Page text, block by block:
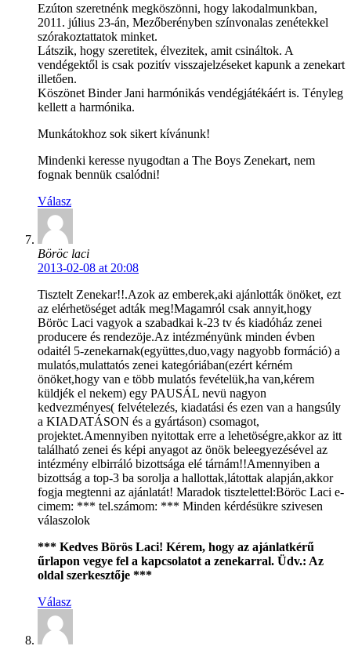
Ezúton szeretnénk megköszönni, hogy lakodalmunkban,
2011. július 23-án, Mezőberényben színvonalas zenétekkel
szórakoztattatok minket.
Látszik, hogy szeretitek, élvezitek, amit csináltok. A
vendégektől is csak pozitív visszajelzéseket kapunk a zenekart
illetően.
Köszönet Binder Jani harmónikás vendégjátékáért is. Tényleg
kellett a harmónika.
Munkátokhoz sok sikert kívánunk!
Mindenki keresse nyugodtan a The Boys Zenekart, nem
fognak bennük csalódni!
Válasz
Böröc laci
2013-02-08 at 20:08
Tisztelt Zenekar!!.Azok az emberek,aki ajánlották önöket, ezt
az elérhetöséget adták meg!Magamról csak annyit,hogy
Böröc Laci vagyok a szabadkai k-23 tv és kiadóház zenei
producere és rendezöje.Az intézményünk minden évben
odaitél 5-zenekarnak(együttes,duo,vagy nagyobb formáció) a
mulatós,mulattatós zenei kategóriában(ezért kérném
önöket,hogy van e több mulatós fevételük,ha van,kérem
küldjék el nekem) egy PAUSÁL nevü nagyon
kedvezményes( felvételezés, kiadatási és ezen van a hangsúly
a KIADATÁSON és a gyártáson) csomagot,
projektet.Amennyiben nyitottak erre a lehetöségre,akkor az itt
található zenei és képi anyagot az önök beleegyezésével az
intézmény elbirráló bizottsága elé tárnám!!Amennyiben a
bizottság a top-3 ba sorolja a hallottak,látottak alapján,akkor
fogja megtenni az ajánlatát! Maradok tisztelettel:Böröc Laci e-
cimem: *** tel.számom: *** Minden kérdésükre szivesen
válaszolok
*** Kedves Börös Laci! Kérem, hogy az ajánlatkérű
űrlapon vegye fel a kapcsolatot a zenekarral. Üdv.: Az
oldal szerkesztője ***
Válasz